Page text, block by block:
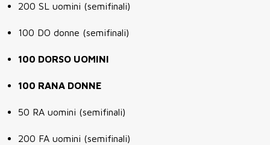
200 SL uomini (semifinali)
100 DO donne (semifinali)
100 DORSO UOMINI
100 RANA DONNE
50 RA uomini (semifinali)
200 FA uomini (semifinali)